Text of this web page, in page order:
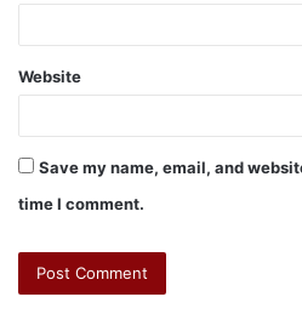
Website
Save my name, email, and
time I comment.